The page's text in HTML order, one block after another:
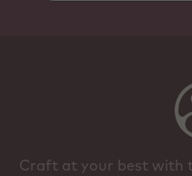
Craft at your best with